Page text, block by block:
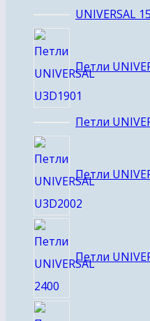
товаров
UNIVERSAL
Петли
Петли
Петли
Петли